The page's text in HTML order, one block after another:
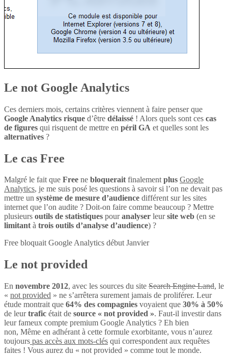
Le not Google Analytics
Ces derniers mois, certains critères viennent à faire penser que
Google Analytics risque d’être délaissé ! Alors quels sont ces cas
de figures qui risquent de mettre en péril GA et quelles sont les
alternatives ?
Le cas Free
Malgré le fait que Free ne bloqueraitfinalementplus Google
Analytics, je me suis posé les questions à savoir si l’on ne devait pas
mettre un système de mesure d’audience différent sur les sites
internet que l’on audite ? Doit-on faire comme beaucoup ? Mettre
plusieurs outils de statistiques pouranalyser leursite web (en se
limitantà trois outils d’analyse d’audience) ?
Free bloquait Google Analytics début Janvier
Le not provided
En novembre 2012, avec les sources du site Search Engine Land, le
« not provided » ne s’arrêtera surement jamais de proliférer. Leur
étude montrait que 64% des compagnies voyaient que 30% à 50%
de leurtrafic était de source « not provided ». Faut-il investir dans
leur fameux compte premium Google Analytics ? Eh bien
non, Même en adhérant à cette formule exorbitante, vous n’aurez
toujours pas accès aux mots-clés qui correspondent aux requêtes
faites ! Vous aurez du « not provided » comme tout le monde.